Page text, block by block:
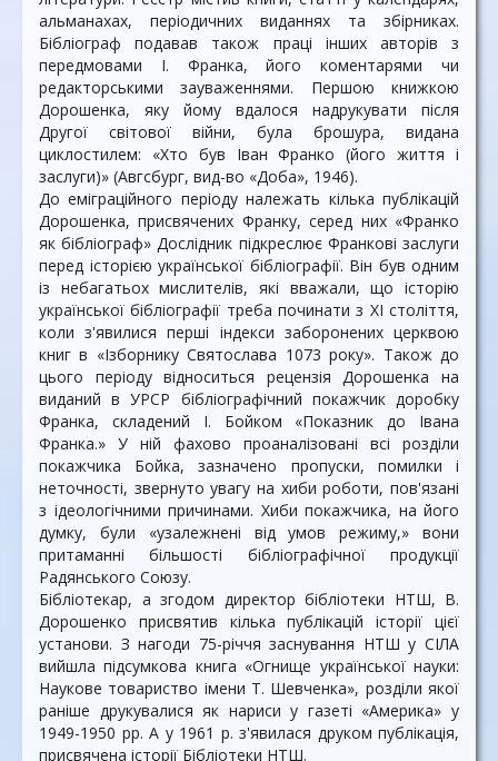
альманахах, періодичних виданнях та збірниках.
Бібліограф подавав також праці інших авторів з
передмовами І. Франка, його коментарями чи
редакторськими зауваженнями. Першою книжкою
Дорошенка, яку йому вдалося надрукувати після
Другої світової війни, була брошура, видана
циклостилем: «Хто був Іван Франко (його життя і
заслуги)» (Авгсбург, вид-во «Доба», 1946).
До еміграційного періоду належать кілька публікацій
Дорошенка, присвячених Франку, серед них «Франко
як бібліограф» Дослідник підкреслює Франкові заслуги
перед історією української бібліографії. Він був одним
із небагатьох мислителів, які вважали, що історію
української бібліографії треба починати з XI століття,
коли з'явилися перші індекси заборонених церквою
книг в «Ізборнику Святослава 1073 року». Також до
цього періоду відноситься рецензія Дорошенка на
виданий в УРСР бібліографічний покажчик доробку
Франка, складений І. Бойком «Показник до Івана
Франка.» У ній фахово проаналізовані всі розділи
покажчика Бойка, зазначено пропуски, помилки і
неточності, звернуто увагу на хиби роботи, пов'язані
з ідеологічними причинами. Хиби покажчика, на його
думку, були «узалежнені від умов режиму,» вони
притаманні більшості бібліографічної продукції
Радянського Союзу.
Бібліотекар, а згодом директор бібліотеки НТШ, В.
Дорошенко присвятив кілька публікацій історії цієї
установи. З нагоди 75-річчя заснування НТШ у СІЛА
вийшла підсумкова книга «Огнище української науки:
Наукове товариство імени Т. Шевченка», розділи якої
раніше друкувалися як нариси у газеті «Америка» у
1949-1950 рр. А у 1961 р. з'явилася друком публікація,
присвячена історії Бібліотеки НТШ.